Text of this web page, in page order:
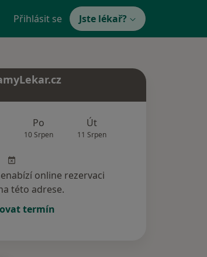
Přihlásit se Jste lékař?
Po
10 Srpen
Út
11 Srpen
online rezervaci
této adrese.
termín